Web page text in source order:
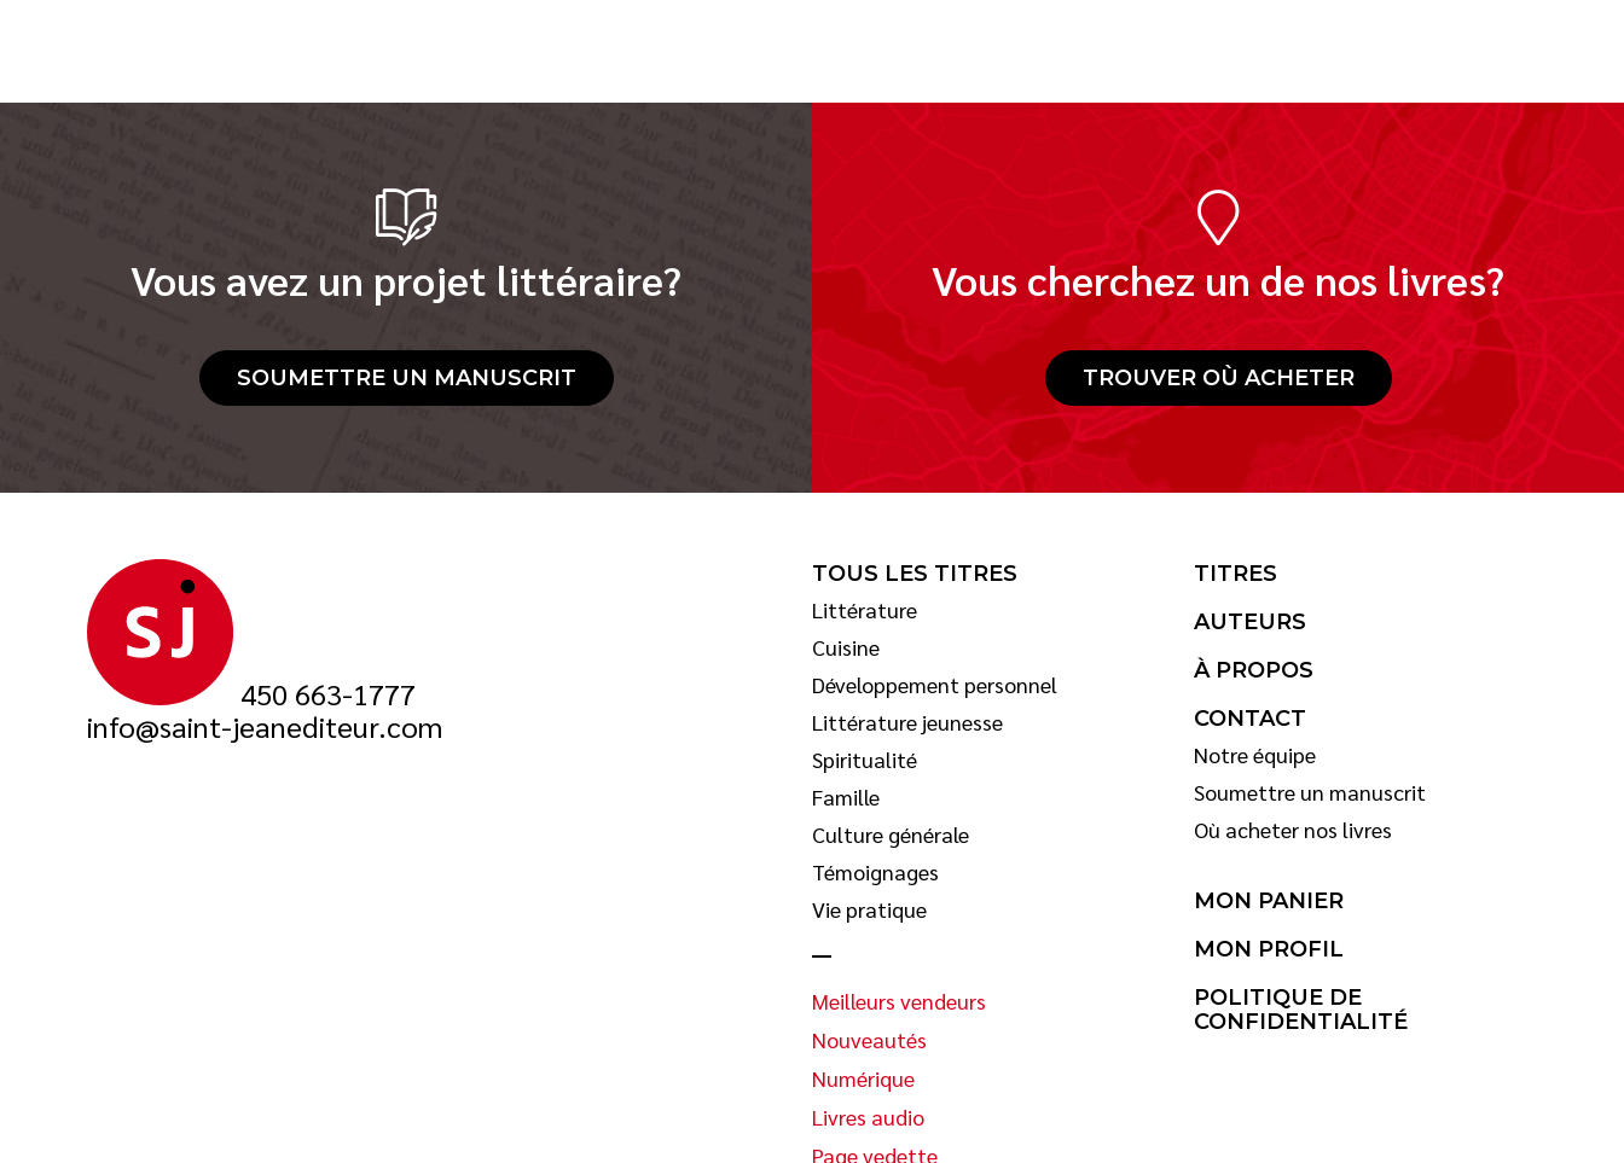
Vous avez un projet littéraire?
SOUMETTRE UN MANUSCRIT
Vous cherchez un de nos livres?
TROUVER OÙ ACHETER
450 663-1777
info@saint-jeanediteur.com
TOUS LES TITRES
Littérature
Cuisine
Développement personnel
Littérature jeunesse
Spiritualité
Famille
Culture générale
Témoignages
Vie pratique
Meilleurs vendeurs
Nouveautés
Numérique
Livres audio
Page vedette
TITRES
AUTEURS
À PROPOS
CONTACT
Notre équipe
Soumettre un manuscrit
Où acheter nos livres
MON PANIER
MON PROFIL
POLITIQUE DE
CONFIDENTIALITÉ